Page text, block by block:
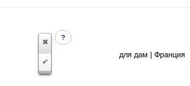
?
для дам | Франция